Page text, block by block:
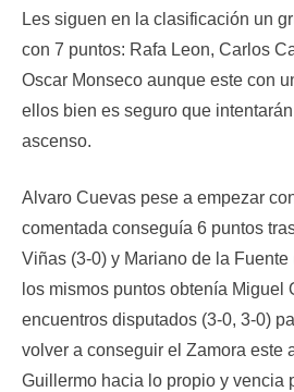
Les siguen en la clasificación un
con 7 puntos: Rafa Leon, Carlos
Oscar Monseco aunque este con
ellos bien es seguro que
ascenso.
Alvaro Cuevas pese a empezar
comentada conseguía 6 puntos
Viñas (3-0) y Mariano de la Fuente
los mismos puntos obtenía Miguel
encuentros disputados (3-0, 3-0)
volver a conseguir el Zamora este
Guillermo hacia lo propio y vencia